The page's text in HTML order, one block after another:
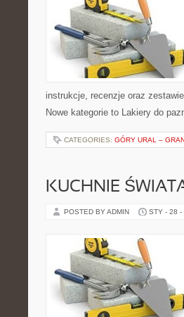
instrukcje, recenzje oraz
Nowe kategorie to Lakiery do
CATEGORIES: GÓRY URAL –
KUCHNIE
POSTED BY ADMIN STY - 28 -